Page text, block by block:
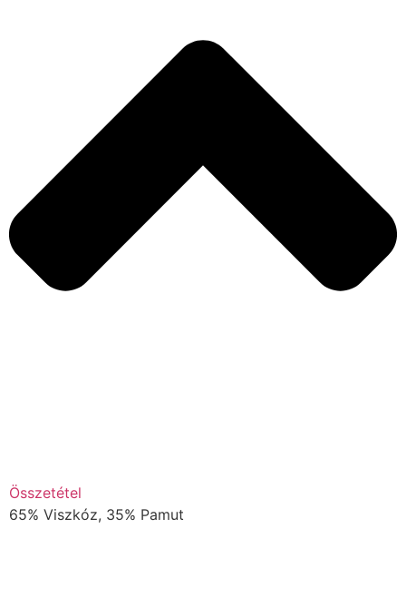
Összetétel
65% Viszkóz, 35% Pamut